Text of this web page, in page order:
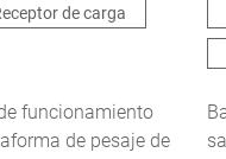
de mis datos para
más información en
de carga
funcionamiento
de pesaje de